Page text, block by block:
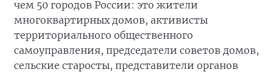
чем 50 городов России: это жители
многоквартирных домов, активисты
территориального общественного
самоуправления, председатели советов домов,
сельские старосты, представители органов